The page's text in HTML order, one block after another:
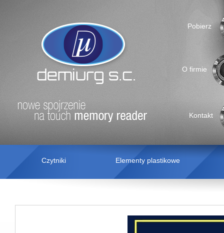
Pobierz
O firmie
Kontakt
Czytniki Elementy plastikowe